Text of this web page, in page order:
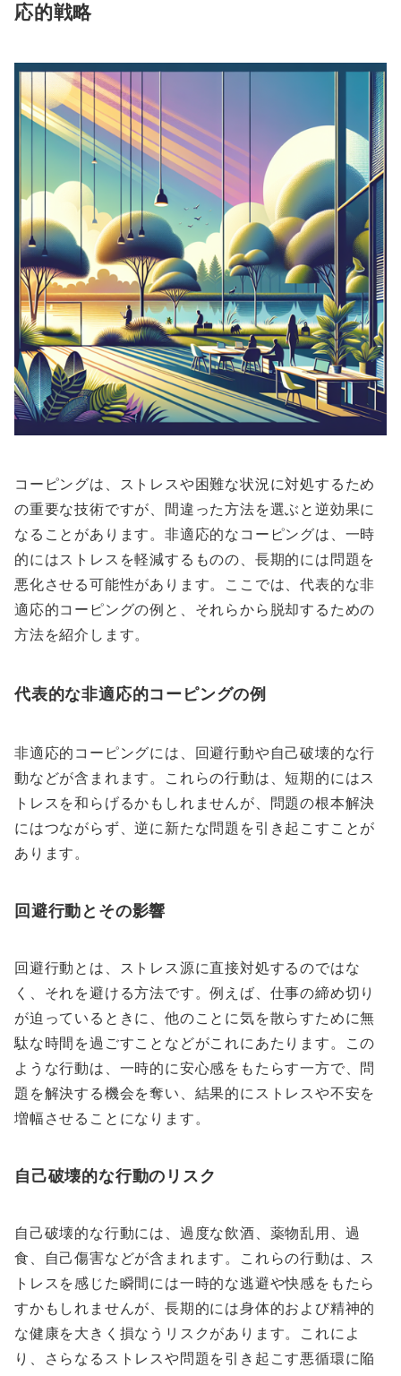
応的戦略
コーピングは、ストレスや困難な状況に対処するため
の重要な技術ですが、間違った方法を選ぶと逆効果に
なることがあります。非適応的なコーピングは、一時
的にはストレスを軽減するものの、長期的には問題を
悪化させる可能性があります。ここでは、代表的な非
適応的コーピングの例と、それらから脱却するための
方法を紹介します。
代表的な非適応的コーピングの例
非適応的コーピングには、回避行動や自己破壊的な行
動などが含まれます。これらの行動は、短期的にはス
トレスを和らげるかもしれませんが、問題の根本解決
にはつながらず、逆に新たな問題を引き起こすことが
あります。
回避行動とその影響
回避行動とは、ストレス源に直接対処するのではな
く、それを避ける方法です。例えば、仕事の締め切り
が迫っているときに、他のことに気を散らすために無
駄な時間を過ごすことなどがこれにあたります。この
ような行動は、一時的に安心感をもたらす一方で、問
題を解決する機会を奪い、結果的にストレスや不安を
増幅させることになります。
自己破壊的な行動のリスク
自己破壊的な行動には、過度な飲酒、薬物乱用、過
食、自己傷害などが含まれます。これらの行動は、ス
トレスを感じた瞬間には一時的な逃避や快感をもたら
すかもしれませんが、長期的には身体的および精神的
な健康を大きく損なうリスクがあります。これによ
り、さらなるストレスや問題を引き起こす悪循環に陥